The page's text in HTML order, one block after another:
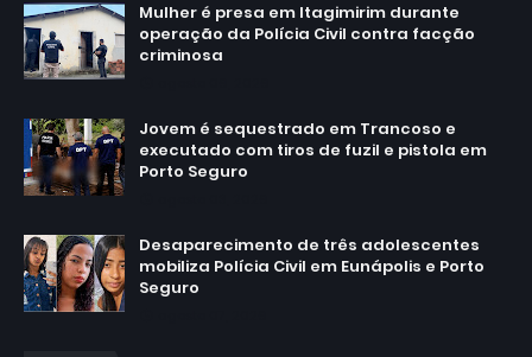
Mulher é presa em Itagimirim durante
operação da Polícia Civil contra facção
criminosa
Jovem é sequestrado em Trancoso e
executado com tiros de fuzil e pistola em
Porto Seguro
Desaparecimento de três adolescentes
mobiliza Polícia Civil em Eunápolis e Porto
Seguro